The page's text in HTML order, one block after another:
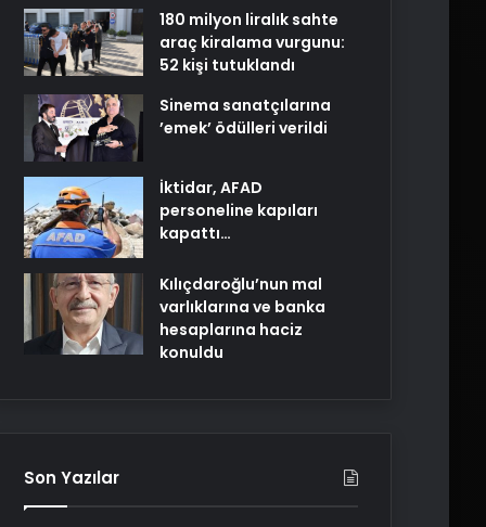
180 milyon liralık sahte
araç kiralama vurgunu:
52 kişi tutuklandı
Sinema sanatçılarına
’emek’ ödülleri verildi
İktidar, AFAD
personeline kapıları
kapattı…
Kılıçdaroğlu’nun mal
varlıklarına ve banka
hesaplarına haciz
konuldu
Son Yazılar